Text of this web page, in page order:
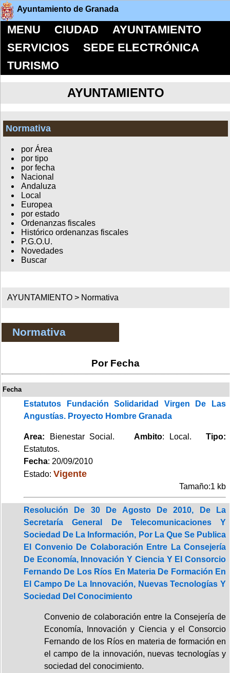
Ayuntamiento de Granada
MENU CIUDAD
AYUNTAMIENTO
SERVICIOS
SEDE ELECTRÓNICA
TURISMO
AYUNTAMIENTO
Normativa
por Área
por tipo
por fecha
Nacional
Andaluza
Local
Europea
por estado
Ordenanzas fiscales
Histórico ordenanzas fiscales
P.G.O.U.
Novedades
Buscar
AYUNTAMIENTO > Normativa
Normativa
Por Fecha
Fecha
Estatutos Fundación Solidaridad Virgen De Las
Angustías. Proyecto Hombre Granada
Area: Bienestar Social. Ambito: Local. Tipo:
Estatutos.
Fecha: 20/09/2010
Estado: Vigente
Tamaño:1 kb
Resolución De 30 De Agosto De 2010, De La
Secretaría General De Telecomunicaciones Y
Sociedad De La Información, Por La Que Se Publica
El Convenio De Colaboración Entre La Consejería
De Economía, Innovación Y Ciencia Y El Consorcio
Fernando De Los Ríos En Materia De Formación En
El Campo De La Innovación, Nuevas Tecnologías Y
Sociedad Del Conocimiento
Convenio de colaboración entre la Consejería de
Economía, Innovación y Ciencia y el Consorcio
Fernando de los Ríos en materia de formación en
el campo de la innovación, nuevas tecnologías y
sociedad del conocimiento.